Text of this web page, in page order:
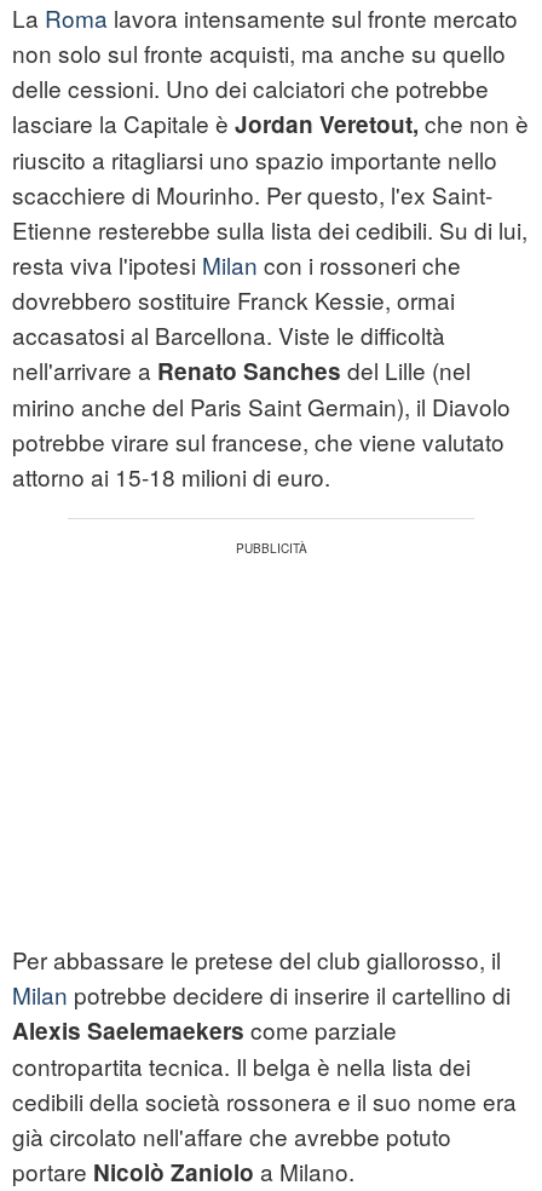
La Roma lavora intensamente sul fronte mercato
non solo sul fronte acquisti, ma anche su quello
delle cessioni. Uno dei calciatori che potrebbe
lasciare la Capitale è Jordan Veretout, che non è
riuscito a ritagliarsi uno spazio importante nello
scacchiere di Mourinho. Per questo, l'ex Saint-
Etienne resterebbe sulla lista dei cedibili. Su di lui,
resta viva l'ipotesi Milan con i rossoneri che
dovrebbero sostituire Franck Kessie, ormai
accasatosi al Barcellona. Viste le difficoltà
nell'arrivare a Renato Sanches del Lille (nel
mirino anche del Paris Saint Germain), il Diavolo
potrebbe virare sul francese, che viene valutato
attorno ai 15-18 milioni di euro.
Per abbassare le pretese del club giallorosso, il
Milan potrebbe decidere di inserire il cartellino di
Alexis Saelemaekers come parziale
contropartita tecnica. Il belga è nella lista dei
cedibili della società rossonera e il suo nome era
già circolato nell'affare che avrebbe potuto
portare Nicolò Zaniolo a Milano.